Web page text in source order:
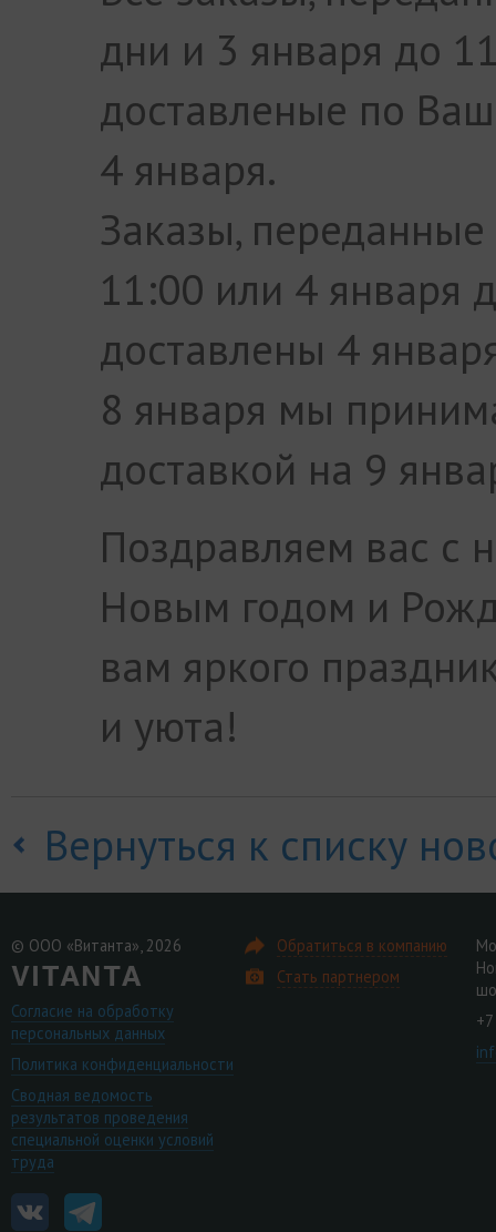
дни и 3 января до
доставленые по
4 января.
Заказы,
11:00 или 4 января
доставлены 4
8 января мы
доставкой на 9
Поздравляем вас с
Новым годом и
вам яркого
и уюта!
Вернуться к списку
© ООО «Витанта», 2026
Согласие на обработку
персональных данных
Политика конфиденциальности
Сводная ведомость
результатов проведения
специальной оценки условий
труда
Обратиться в компанию
Стать партнером